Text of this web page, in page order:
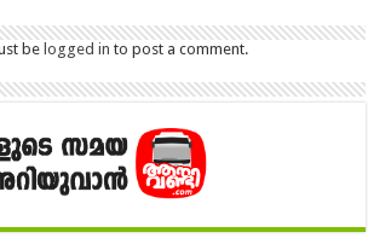
be logged in to post a comment.